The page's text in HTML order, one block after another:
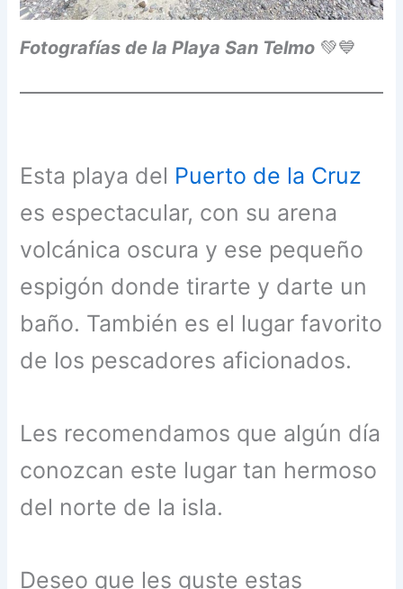
Fotografías de la Playa San Telmo 💚💙
Esta playa del Puerto de la Cruz
es espectacular, con su arena
volcánica oscura y ese pequeño
espigón donde tirarte y darte un
baño. También es el lugar favorito
de los pescadores aficionados.
Les recomendamos que algún día
conozcan este lugar tan hermoso
del norte de la isla.
Deseo que les guste estas